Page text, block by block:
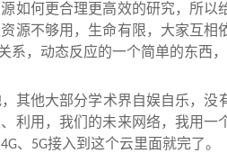
如何更合理更高效的研究，所以
源不够用，生命有限，大家互相
，动态反应的一个简单的东西
其他大部分学术界自娱自乐，没
用，我们的未来网络，我用一
4G、 5G接入到这个云里面就完了。